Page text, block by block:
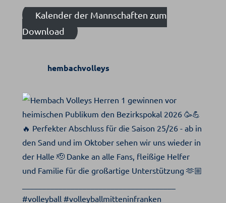
Kalender der Mannschaften zum
Download
hembachvolleys